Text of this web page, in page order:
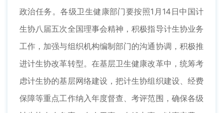
政治任务。各级卫生健康部门要按照1月14日中国计
生协八届五次全国理事会精神，积极指导计生协业务
工作，加强与组织机构编制部门的沟通协调，积极推
进计生协改革转型。在基层卫生健康改革中，统筹考
虑计生协的基层网络建设，把计生协组织建设、经费
保障等重点工作纳入年度督查、考评范围，确保各级